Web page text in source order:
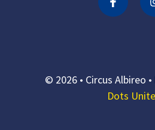
© 2026 • Circus Albireo
Dots